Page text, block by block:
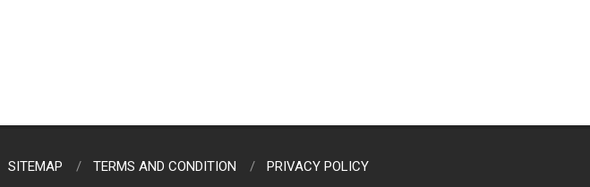
SITEMAP TERMS AND CONDITION PRIVACY POLICY